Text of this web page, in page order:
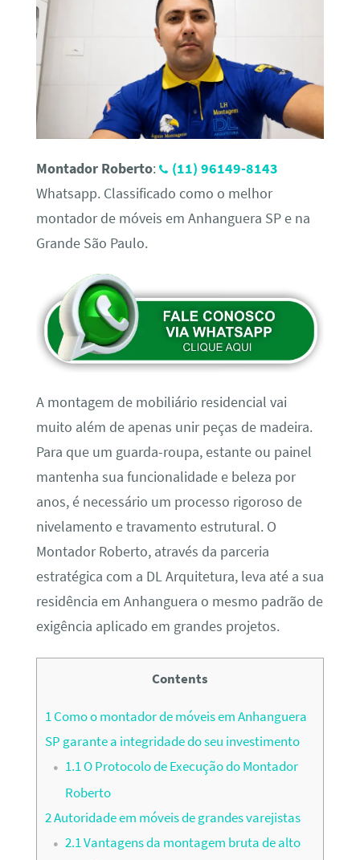
Montador Roberto:
(11) 96149-8143
Whatsapp. Classificado como o melhor
montador de móveis em Anhanguera SP e na
Grande São Paulo.
A montagem de mobiliário residencial vai
muito além de apenas unir peças de madeira.
Para que um guarda-roupa, estante ou painel
mantenha sua funcionalidade e beleza por
anos, é necessário um processo rigoroso de
nivelamento e travamento estrutural. O
Montador Roberto, através da parceria
estratégica com a DL Arquitetura, leva até a sua
residência em Anhanguera o mesmo padrão de
exigência aplicado em grandes projetos.
Contents
1Como o montador de móveis em Anhanguera
SP garante a integridade do seu investimento
1.1O Protocolo de Execução do Montador
Roberto
2Autoridade em móveis de grandes varejistas
2.1Vantagens da montagem bruta de alto